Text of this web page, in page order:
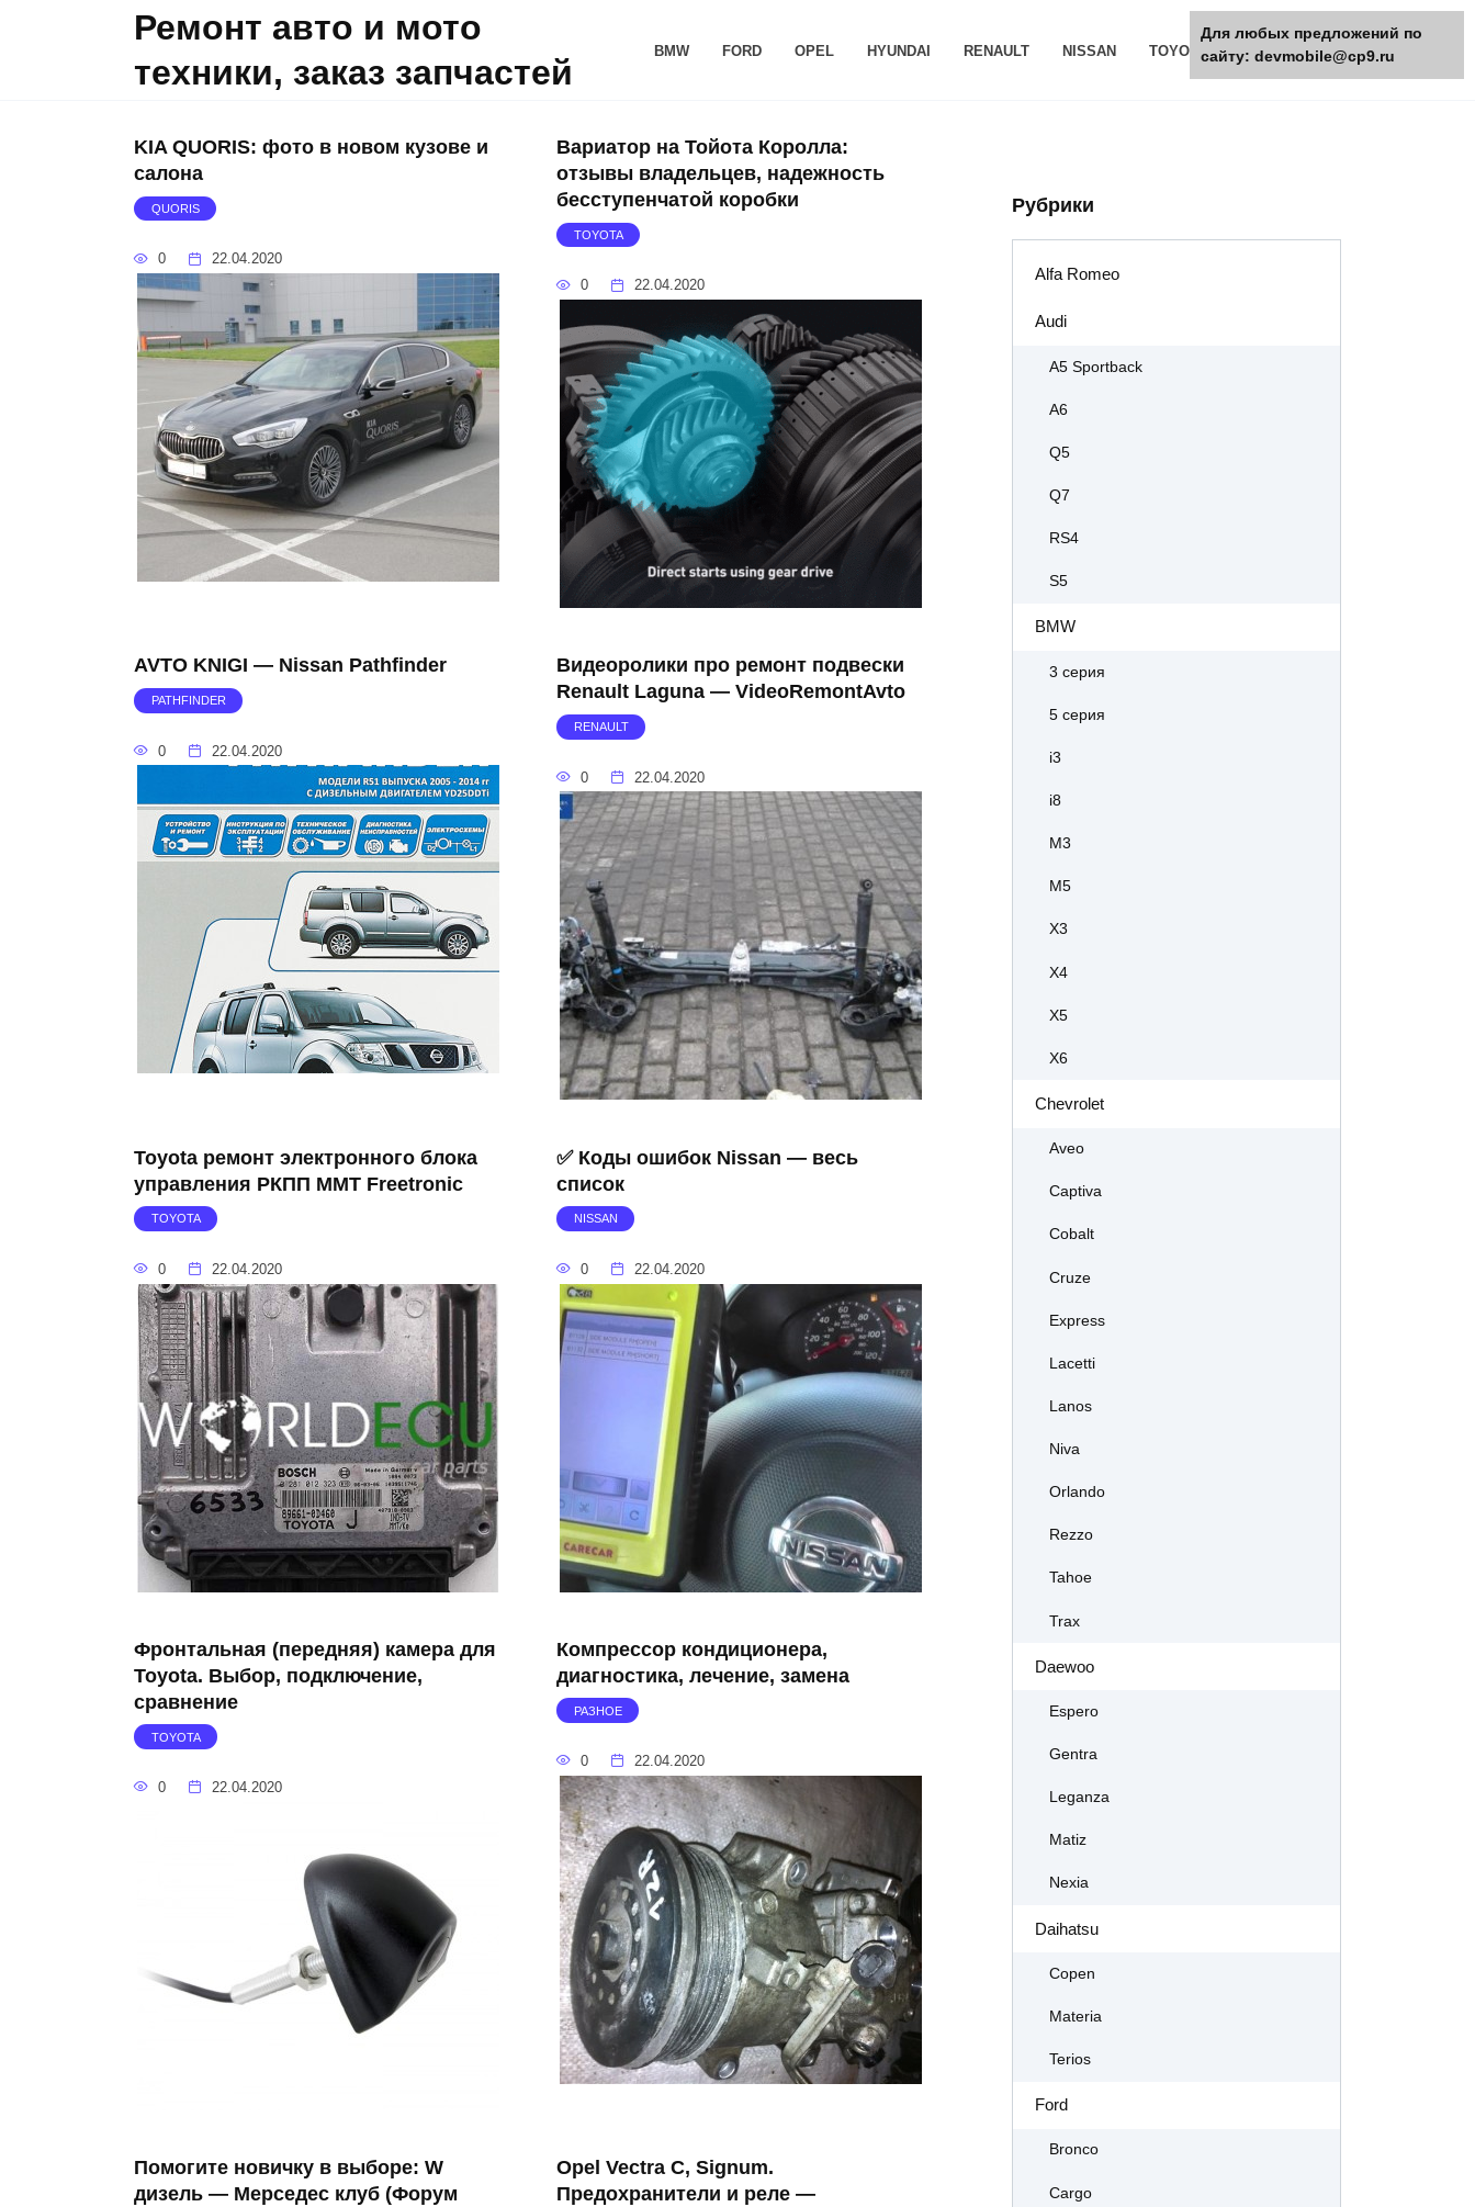
Ремонт авто и мото
техники, заказ запчастей
BMW FORD OPEL HYUNDAI RENAULT NISSAN TOYOTA РАЗНОЕ
KIA QUORIS: фото в новом кузове и
салона
QUORIS
0 22.04.2020
Вариатор на Тойота Королла:
отзывы владельцев, надежность
бесступенчатой коробки
TOYOTA
0 22.04.2020
AVTO KNIGI — Nissan Pathfinder
PATHFINDER
0 22.04.2020
Видеоролики про ремонт подвески
Renault Laguna — VideoRemontAvto
RENAULT
0 22.04.2020
Toyota ремонт электронного блока
управления РКПП MMT Freetronic
TOYOTA
0 22.04.2020
✅ Коды ошибок Nissan — весь
список
NISSAN
0 22.04.2020
Фронтальная (передняя) камера для
Toyota. Выбор, подключение,
сравнение
TOYOTA
0 22.04.2020
Компрессор кондиционера,
диагностика, лечение, замена
РАЗНОЕ
0 22.04.2020
Помогите новичку в выборе: W
дизель — Мерседес клуб (Форум
Opel Vectra C, Signum.
Предохранители и реле —
Рубрики
Alfa Romeo
Audi
A5 Sportback
A6
Q5
Q7
RS4
S5
BMW
3 серия
5 серия
i3
i8
M3
M5
X3
X4
X5
X6
Chevrolet
Aveo
Captiva
Cobalt
Cruze
Express
Lacetti
Lanos
Niva
Orlando
Rezzo
Tahoe
Trax
Daewoo
Espero
Gentra
Leganza
Matiz
Nexia
Daihatsu
Copen
Materia
Terios
Ford
Bronco
Cargo
Для любых предложений по
сайту: devmobile@cp9.ru